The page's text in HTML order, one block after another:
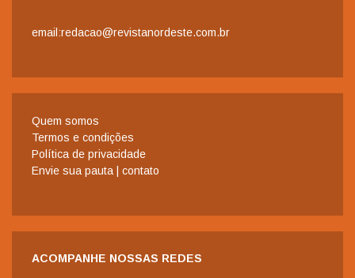
email:redacao@revistanordeste.com.br
Quem somos
Termos e condições
Política de privacidade
Envie sua pauta | contato
ACOMPANHE NOSSAS REDES